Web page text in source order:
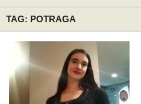
TAG: POTRAGA